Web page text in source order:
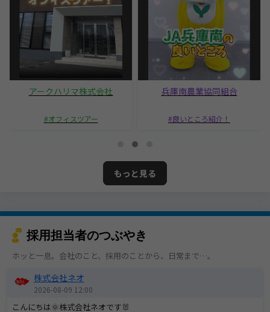
アークハリマ株式会社
オフィスツアー
兵庫南農業協同組合
良いところ紹介！
もっと見る
採用担当者のつぶやき
ホッと一息。会社のこと、採用のことから、日常まで…。
株式会社ネオ
2026-08-09 12:00
こんにちは🌞株式会社ネオです🐰